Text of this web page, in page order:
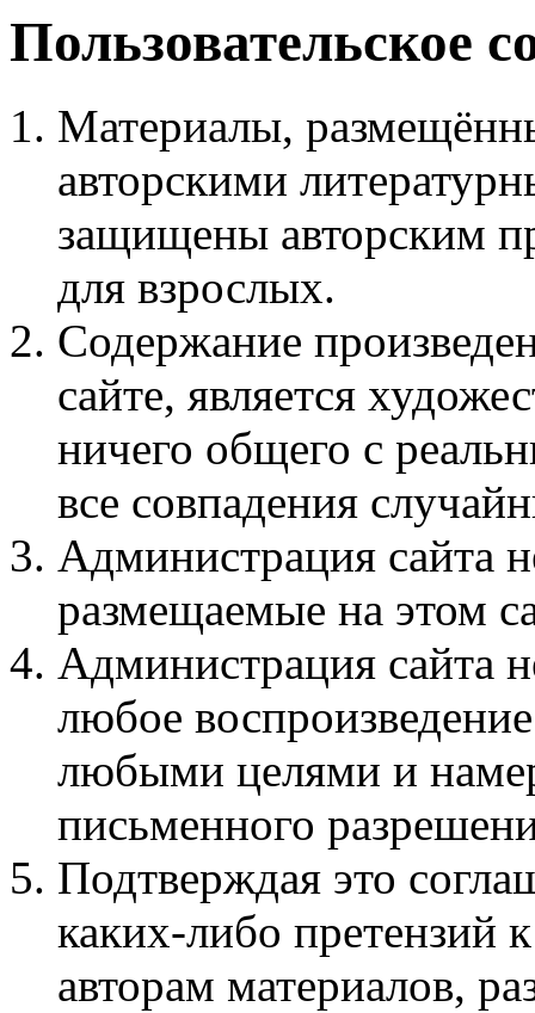
Пользовательское
Материалы,
авторскими
защищены авторским
для взрослых.
Содержание
сайте, является
ничего общего с
все совпадения
Администрация сайта
размещаемые на этом
Администрация сайта
любое
любыми целями и
письменного
Подтверждая это
каких-либо претензий
авторам материалов,